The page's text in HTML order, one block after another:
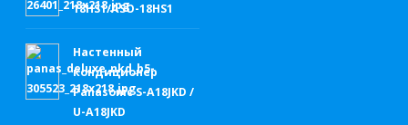
18HS1/ASO-18HS1
Настенный
кондиционер
Panasonic S-A18JKD /
U-A18JKD